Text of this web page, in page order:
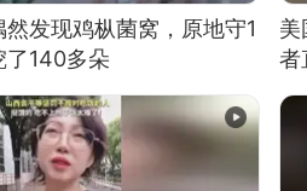
发现鸡枞菌窝，原地守1
了140多朵
美
者